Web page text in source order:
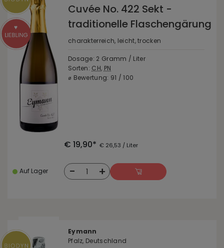
Cuvée No. 422 Sekt -
traditionelle Flaschengärung
charakterreich, leicht, trocken
Dosage: 2 Gramm / Liter
Sorten: CH, PN
⌀ Bewertung: 91 / 100
€ 19,90* € 26,53 / Liter
Auf Lager - 1 +
Eymann
Pfalz, Deutschland